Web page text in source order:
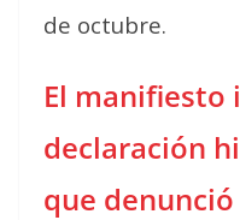
de octubre.
El manifiesto
declaración
que